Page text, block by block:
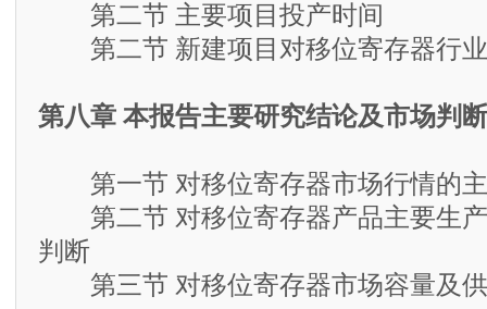
第二节 主要项目投产时间
第二节 新建项目对移位寄存器行业
第八章 本报告主要研究结论及市场判断
第一节 对移位寄存器市场行情的主
第二节 对移位寄存器产品主要生产
判断
第三节 对移位寄存器市场容量及供